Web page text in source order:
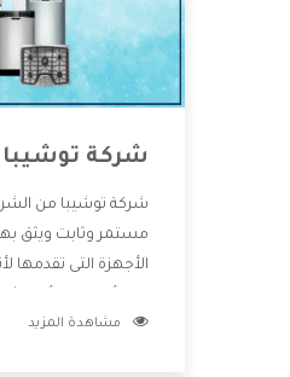
شركة توشيبا
شركة توشيبا من
مستمر وثابت ويثق
الأجهزة التى تقدمها
خدمات ما بعد البيع
مشاهدة المزيد